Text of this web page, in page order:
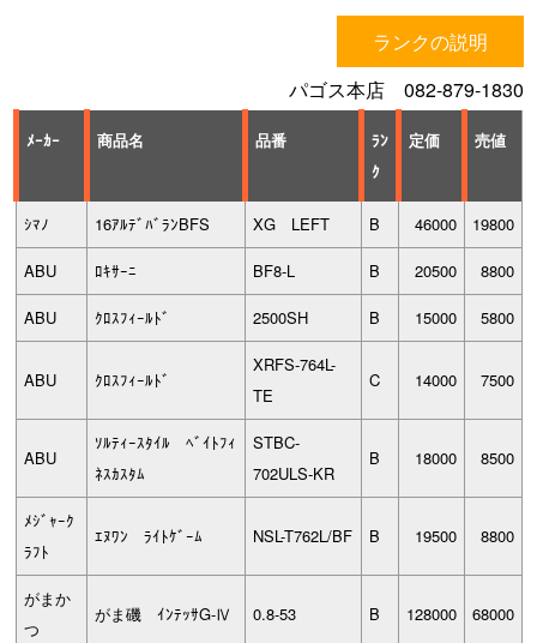
ランクの説明
パゴス本店 082-879-1830
ﾒｰｶｰ 商品名 品番
ﾗﾝ
ｸ
定価 売値
ｼﾏﾉ 16ｱﾙﾃﾞﾊﾞﾗﾝBFS XG LEFT B 46000 19800
ABU ﾛｷｻｰﾆ BF8-L B 20500 8800
ABU ｸﾛｽﾌｨｰﾙﾄﾞ 2500SH B 15000 5800
ABU ｸﾛｽﾌｨｰﾙﾄﾞ
XRFS-764L-
TE
C 14000 7500
ABU
ｿﾙﾃｨｰｽﾀｲﾙ ﾍﾞｲﾄﾌｨ
ﾈｽｶｽﾀﾑ
STBC-
702ULS-KR
B 18000 8500
ﾒｼﾞｬｰｸ
ﾗﾌﾄ
ｴﾇﾜﾝ ﾗｲﾄｹﾞｰﾑ NSL-T762L/BF B 19500 8800
がまか
つ
がま磯 ｲﾝﾃｯｻG-Ⅳ 0.8-53 B 128000 68000